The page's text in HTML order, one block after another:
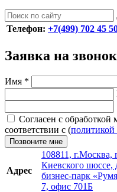
Телефон: +7(499) 702 45
Заявка на звонок
Имя *
Согласен с
соответствии с (политикой
Позвоните мне
Адрес
108811,
Киевского шоссе,
бизнес-парк
7, офис 701Б